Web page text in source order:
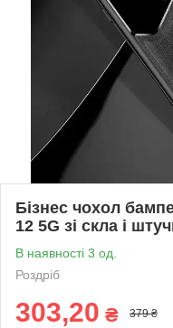
Бізнес чохол
12 5G зі скла і
В наявності 3 од.
Роздріб
303,20 ₴ 379 ₴